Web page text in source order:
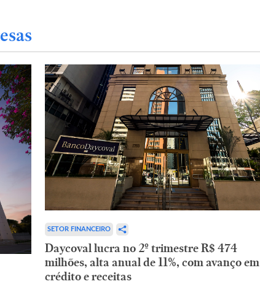
SETOR FINANCEIRO
Daycoval lucra no 2º trimestre R$ 474
milhões, alta anual de 11%, com avanço em
crédito e receitas